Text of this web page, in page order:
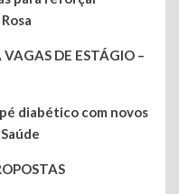
DE ESTÁGIO –
diabético com novos